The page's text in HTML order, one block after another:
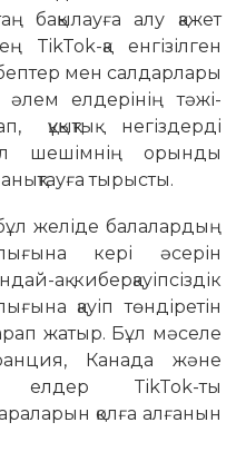
бақылауға алу қажет
TikTok-қа енгізілген
мен салдарлары
елдерінің тә­жі­
негіздерді
ше­шімнің орынды
тырысты.
желіде балалардың
кері әсерін
ақ киберқауіпсіздік
қауіп төн­діретін
жа­тыр. Бұл мәселе
Канада және
елдер TikTok-ты
қолға алғанын